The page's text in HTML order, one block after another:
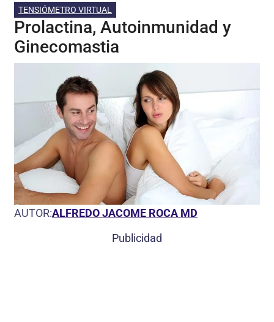
TENSIÓMETRO VIRTUAL
Prolactina, Autoinmunidad y
Ginecomastia
AUTOR:ALFREDO JACOME ROCA MD
Publicidad